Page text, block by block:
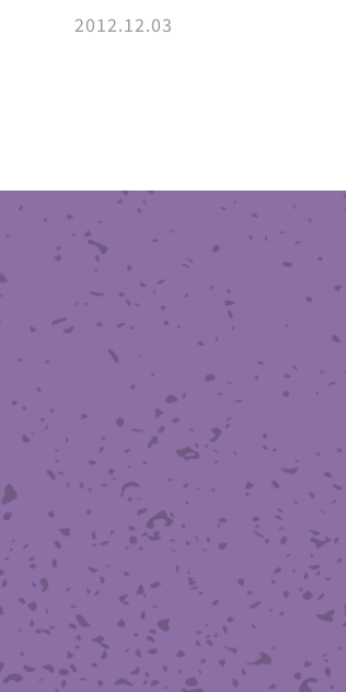
平織金網
平織金網網目一覧表
綾織金網
綾織金網網目一覧表
特殊線材メッシュ網目一覧
マグネステン®金網
マグネステン®金網網目一覧表
平畳織金網
綾畳織金網
クリンプ織金網
ロッククリンプ織金網
フラットトップ織金網
(滑面式金網)
トンキャップ織金網
(長目金網)
タイロッド織金網
振動篩用金網について
JIS試験用ふるい
ワイヤーネットコンベヤー
菱形金網
亀甲金網
装飾用織金網
ワイヤーゲージ（線番）
織金網加工品
金型パターン
在庫リスト
造粒機及び粉砕機用
遠心分離機用
スーパーパンチング™
SUPER PUNCHING™
スーパーパンチング™
標準金型リスト
スーパーパンチング™
在庫リスト
ODSサニタリーストレーナー™
二相ステンレス鋼パンチング
メタル™
耐摩耗鋼板HARDOX®
エンボス・ディンプル加工
樹脂パンチング™
（プラスチックパンチング）
セレクト カラー・サイズ
樹脂パンチング™（PVC）
オーダーシート
（炭素繊維強化熱可塑性樹
パンチング™
大開孔率パンチング™
（X-OPEN AREA
PUNCHING）
C.G.P/コンピューター
グラフィックパンチング
開孔率自動計算(%)
重量自動計算(kg)
パンチングメタル加工品
エキスパンドメタル
CFRTP EXメッシュ『CF
TON』
グレーチング
ワイヤーメッシュデミスター
蒸留用填充物
デミスター加工品
溶接金網
ファインメッシュ
ファインメッシュ加工品
電子ビームドリル加工
EBD電子ビームドリル加工
多軸同時・微細ドリリング・
レーザースクリーン
2012.12.03